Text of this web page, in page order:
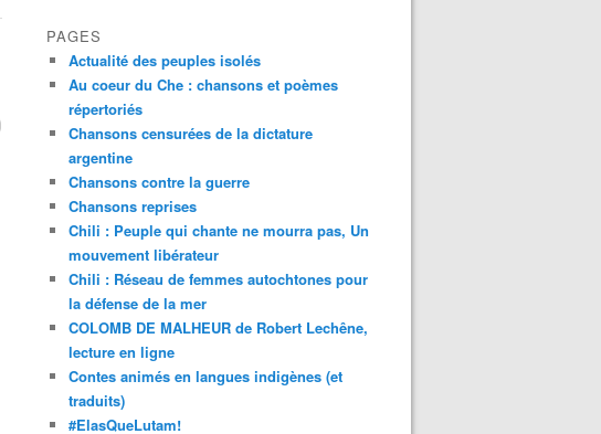
PAGES
Actualité des peuples isolés
Au coeur du Che : chansons et poèmes
répertoriés
Chansons censurées de la dictature
argentine
Chansons contre la guerre
Chansons reprises
Chili : Peuple qui chante ne mourra pas, Un
mouvement libérateur
Chili : Réseau de femmes autochtones pour
la défense de la mer
COLOMB DE MALHEUR de Robert Lechêne,
lecture en ligne
Contes animés en langues indigènes (et
traduits)
#ElasQueLutam!